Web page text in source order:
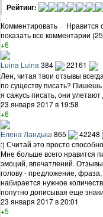
Рейтинг:
Комментировать · Нравится
показать все комментарии
+6
Luina Luina 384
22161
Лен, читая твои отзывы
по существу писать? Пишешь
я сажусь писать, они улетают
23 января 2017 в 19:58
+6
Елена Ландыш 865
42248
:) Считай это просто
Мне больше всего нравится
эмоций, впечатлений.
голову - предложение,
набирается нужное
попутно дописывая еще
23 января 2017 в 20:01
+5